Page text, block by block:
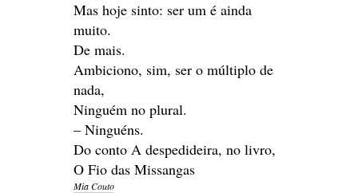
Mas hoje sinto: ser um é ainda
muito.
De mais.
Ambiciono, sim, ser o múltiplo de
nada,
Ninguém no plural.
– Ninguéns.
Do conto A despedideira, no livro,
O Fio das Missangas
Mia Couto